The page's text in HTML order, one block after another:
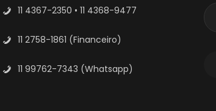
11 4367-2350 • 11 4368-9477
11 2758-1861 (Financeiro)
11 99762-7343 (Whatsapp)